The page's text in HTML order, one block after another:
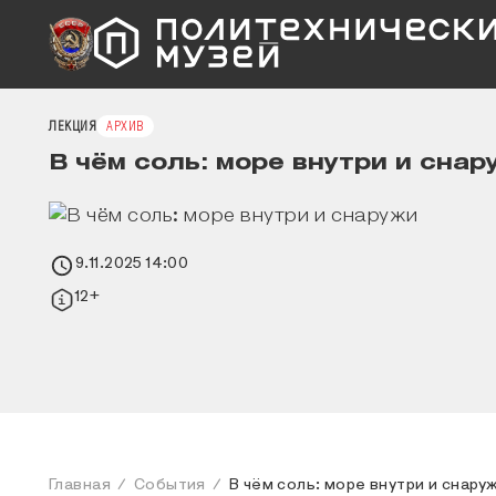
ЛЕКЦИЯ АРХИВ
В чём соль: море внутри и
9.11.2025 14:00
12+
Главная События В чём соль: море внутри и